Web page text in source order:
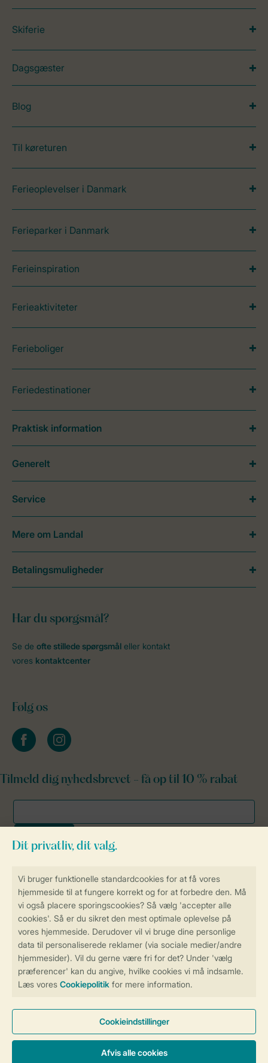
Få en personligt tilpasset oplevelse
på Landal.dk
Sikker og hurtig online booking
Sikker datahåndtering
Skiferie
Dagsgæster
Blog
Til køreturen
Ferieoplevelser i Danmark
Ferieparker i Danmark
Ferieinspiration
Ferieaktiviteter
Ferieboliger
Feriedestinationer
Har du spørgsmål?
Se de ofte stillede spørgsmål eller kontakt
vores kontaktcenter
Følg os
facebookinstagram
Tilmeld dig nyhedsbrevet - få op til 10 % rabat
Praktisk information
Generelt
Service
Mere om Landal
Betalingsmuligheder